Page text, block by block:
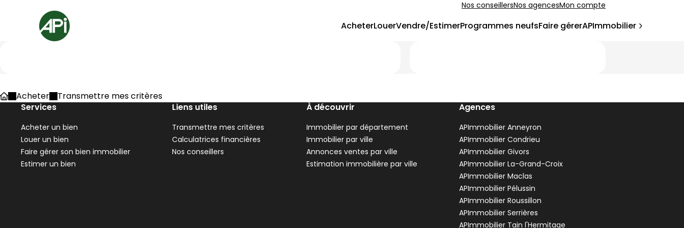
Nos conseillersNos agencesMon compte
Accueil
AcheterLouerVendre/EstimerProgrammes neufsFaire gérerAPImmobilier
AccueilAcheter
Transmettre mes critères
Services
Acheter un bien
Louer un bien
Faire gérer son bien immobilier
Estimer un bien
Liens utiles
Transmettre mes critères
Calculatrices financières
Nos conseillers
À découvrir
Immobilier par département
Immobilier par ville
Annonces ventes par ville
Estimation immobilière par ville
Agences
APImmobilier Anneyron
APImmobilier Condrieu
APImmobilier Givors
APImmobilier La-Grand-Croix
APImmobilier Maclas
APImmobilier Pélussin
APImmobilier Roussillon
APImmobilier Serrières
APImmobilier Tain l'Hermitage